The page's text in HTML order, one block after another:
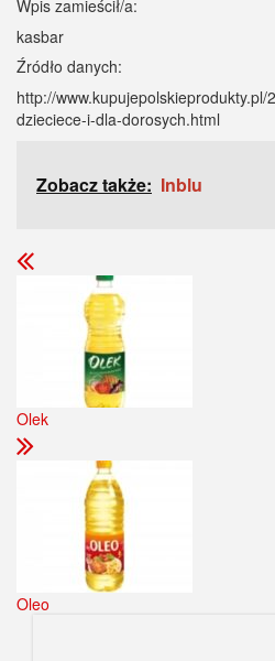
Wpis zamieścił/a:
kasbar
Źródło danych:
http://
dzieciece-i-dla-dorosych.html
Zobacz także: Inblu
Olek
Oleo